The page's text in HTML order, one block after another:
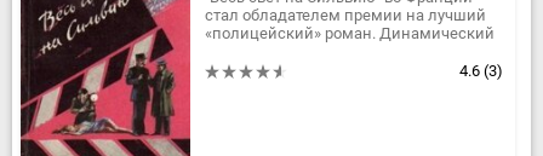
стал обладателем премии на лучший
«полицейский» роман. Динамический
захватывающая интрига и…...
4.6 (3)